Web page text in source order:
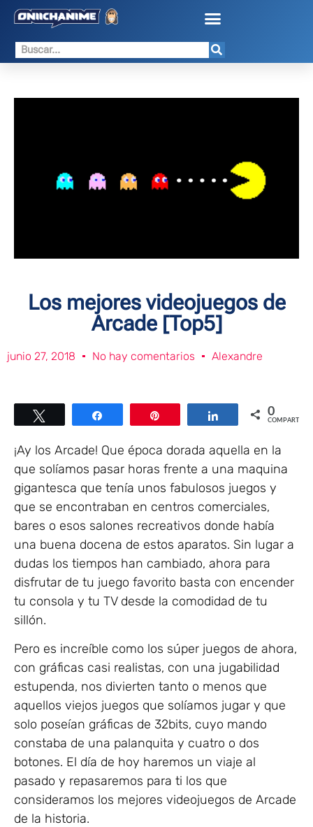
Los mejores videojuegos de
Arcade [Top5]
junio 27, 2018 No hay comentarios Alexandre
Compartir Compartir0
COMPARTIR
¡Ay los Arcade! Que época dorada aquella en la
que solíamos pasar horas frente a una maquina
gigantesca que tenía unos fabulosos juegos y
que se encontraban en centros comerciales,
bares o esos salones recreativos donde había
una buena docena de estos aparatos. Sin lugar a
dudas los tiempos han cambiado, ahora para
disfrutar de tu juego favorito basta con encender
tu consola y tu TV desde la comodidad de tu
sillón.
Pero es increíble como los súper juegos de ahora,
con gráficas casi realistas, con una jugabilidad
estupenda, nos divierten tanto o menos que
aquellos viejos juegos que solíamos jugar y que
solo poseían gráficas de 32bits, cuyo mando
constaba de una palanquita y cuatro o dos
botones. El día de hoy haremos un viaje al
pasado y repasaremos para ti los que
consideramos los mejores videojuegos de Arcade
de la historia.